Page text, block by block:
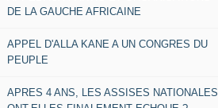
DE LA GAUCHE AFRICAINE
APPEL D'ALLA KANE A UN CONGRES DU
PEUPLE
APRES 4 ANS, LES ASSISES NATIONALES